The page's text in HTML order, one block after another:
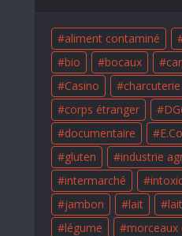
aliment contaminé
bio
bocaux
Casino
charcuterie
corps étranger
documentaire
gluten
industrie
intermarché
jambon
lait
légume
morceaux